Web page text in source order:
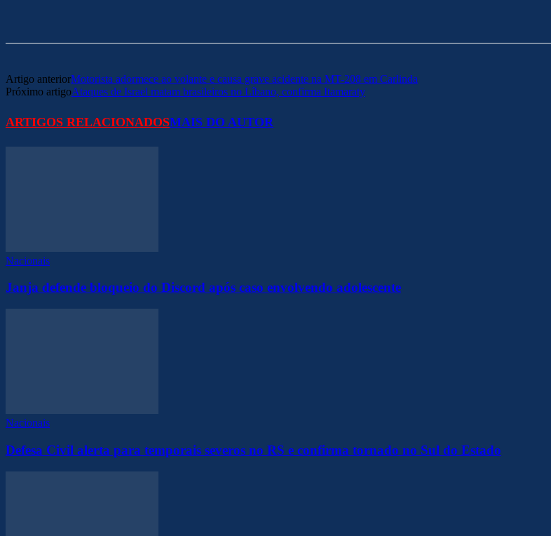
Artigo anteriorMotorista adormece ao volante e causa grave acidente na MT-208 em Carlinda
Próximo artigoAtaques de Israel matam brasileiros no Líbano, confirma Itamaraty
ARTIGOS RELACIONADOSMAIS DO AUTOR
Nacionais
Janja defende bloqueio do Discord após caso envolvendo adolescente
Nacionais
Defesa Civil alerta para temporais severos no RS e confirma tornado no Sul do Estado